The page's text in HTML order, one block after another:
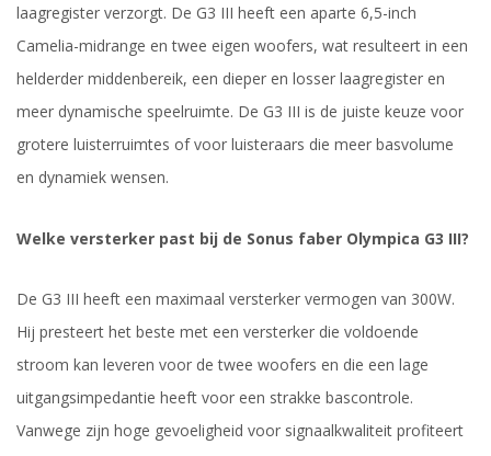
laagregister verzorgt. De G3 III heeft een aparte 6,5-inch
Camelia-midrange en twee eigen woofers, wat resulteert in een
helderder middenbereik, een dieper en losser laagregister en
meer dynamische speelruimte. De G3 III is de juiste keuze voor
grotere luisterruimtes of voor luisteraars die meer basvolume
en dynamiek wensen.
Welke versterker past bij de Sonus faber Olympica G3 III?
De G3 III heeft een maximaal versterker vermogen van 300W.
Hij presteert het beste met een versterker die voldoende
stroom kan leveren voor de twee woofers en die een lage
uitgangsimpedantie heeft voor een strakke bascontrole.
Vanwege zijn hoge gevoeligheid voor signaalkwaliteit profiteert